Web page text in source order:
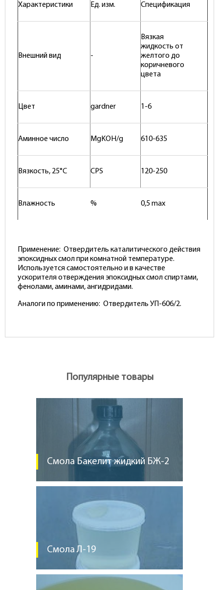
Характеристики Ед. изм. Спецификация
Внешний вид -
Вязкая
жидкость от
желтого до
коричневого
цвета
Цвет gardner 1-6
Аминное число MgKOH/g 610-635
Вязкость, 25°С CPS 120-250
Влажность % 0,5 max
Применение: Отвердитель каталитического действия
эпоксидных смол при комнатной температуре.
Используется самостоятельно и в качестве
ускорителя отверждения эпоксидных смол спиртами,
фенолами, аминами, ангидридами.
Аналоги по применению: Отвердитель УП-606/2.
Популярные товары
Смола Бакелит жидкий БЖ-2
Смола Л-19